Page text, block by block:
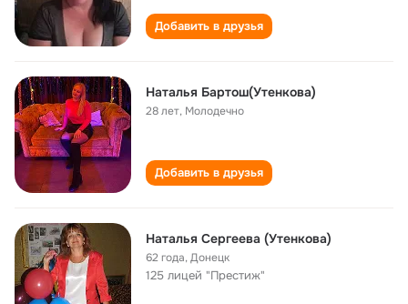
Добавить в друзья
Наталья Бартош(Утенкова)
28 лет, Молодечно
Добавить в друзья
Наталья Сергеева (Утенкова)
62 года,Донецк
125 лицей "Престиж"